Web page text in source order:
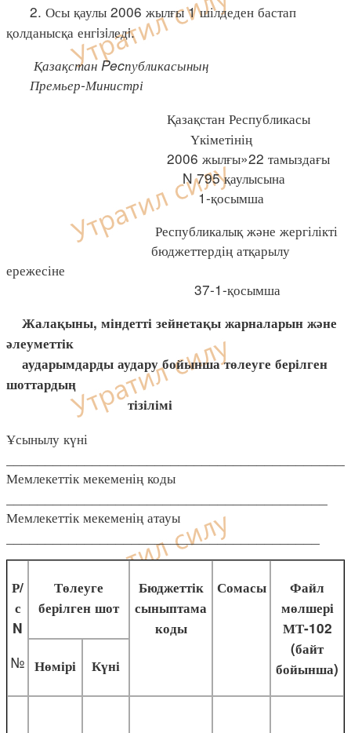
2. Осы қаулы 2006 жылғы 1 шілдеден бастап
қолданысқа енгiзiледi.
Қазақстан Pecпубликасының
Премьер-Министрі
Қазақстан Республикасы
Үкіметінің
2006 жылғы»22 тамыздағы
N 795 қаулысына
1-қосымша
Республикалық және жергілікті
бюджеттердің атқарылу
ережесіне
37-1-қосымша
Жалақыны, міндетті зейнетақы жарналарын және
әлеуметтік
аударымдарды аудару бойынша төлеуге берілген
шоттардың
тізілімі
Ұсынылу күні
Мемлекеттік мекеменің коды
Мемлекеттік мекеменің атауы
________________________________________
Р/
с
N
№
Төлеуге
берілген шот
Бюджеттік
сыныптама
коды
Сомасы
Файл
мөлшері
МТ-102
(байт
бойынша)
Нөмірі Күні